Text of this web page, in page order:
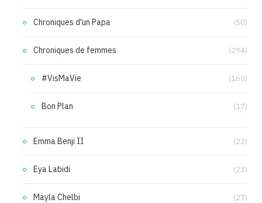
Chroniques d'un Papa (50)
Chroniques de femmes (294)
#VisMaVie (165)
Bon Plan (17)
Emma Benji II (22)
Eya Labidi (23)
Mayla Chelbi (27)